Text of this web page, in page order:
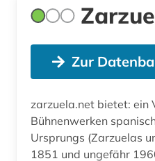
Zur
zarzuela.net bietet: ein Verzeichnis von Musik-
Bühnenwerken
Ursprungs (Zarzuelas
1851 und ungefähr